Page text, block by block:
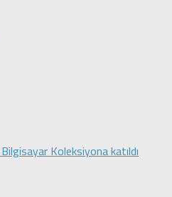
Koleksiyona katıldı